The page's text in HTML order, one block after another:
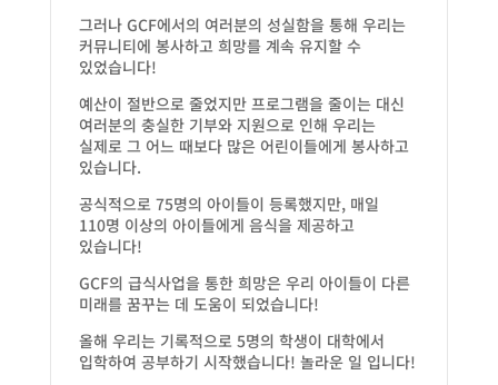
그러나 GCF에서의 여러분의 성실함을 통해 우리는
커뮤니티에 봉사하고 희망를 계속 유지할 수
있었습니다!
예산이 절반으로 줄었지만 프로그램을 줄이는 대신
여러분의 충실한 기부와 지원으로 인해 우리는
실제로 그 어느 때보다 많은 어린이들에게 봉사하고
있습니다.
공식적으로 75명의 아이들이 등록했지만, 매일
110명 이상의 아이들에게 음식을 제공하고
있습니다!
GCF의 급식사업을 통한 희망은 우리 아이들이 다른
미래를 꿈꾸는 데 도움이 되었습니다!
올해 우리는 기록적으로 5명의 학생이 대학에서
입학하여 공부하기 시작했습니다! 놀라운 일 입니다!